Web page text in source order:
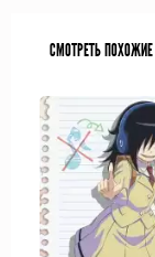
СМОТРЕТЬ ПОХОЖИЕ